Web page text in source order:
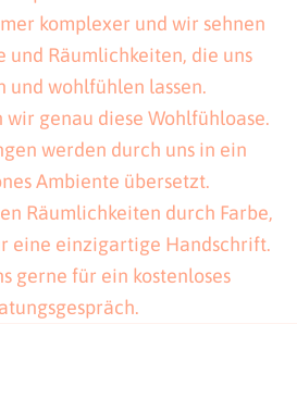
komplexer und wir sehnen
und Räumlichkeiten, die uns
und wohlfühlen lassen.
genau diese Wohlfühloase.
werden durch uns in ein
Ambiente übersetzt.
Räumlichkeiten durch Farbe,
eine einzigartige Handschrift.
gerne für ein kostenloses